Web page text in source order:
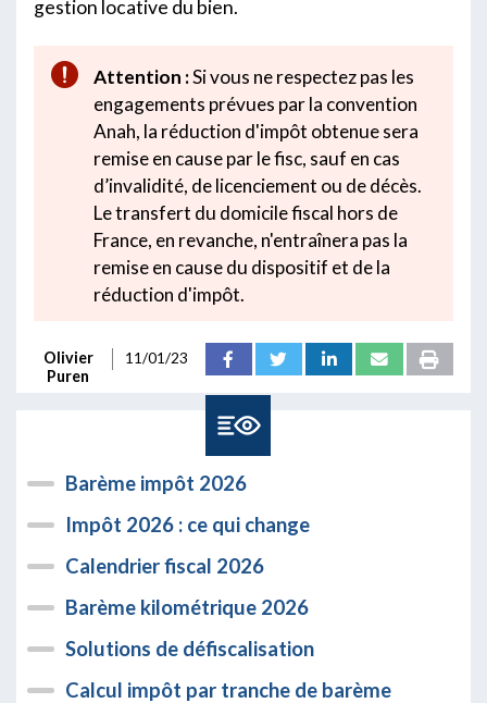
gestion locative du bien.
Attention :Si vous ne respectez pas les
engagements prévues par la convention
Anah, la réduction d'impôt obtenue sera
remise en cause par le fisc, sauf en cas
d’invalidité, de licenciement ou de décès.
Le transfert du domicile fiscal hors de
France, en revanche, n'entraînera pas la
remise en cause du dispositif et de la
réduction d'impôt.
Olivier
Puren
11/01/23
Barème impôt 2026
Impôt 2026 : ce qui change
Calendrier fiscal 2026
Barème kilométrique 2026
Solutions de défiscalisation
Calcul impôt par tranche de barème